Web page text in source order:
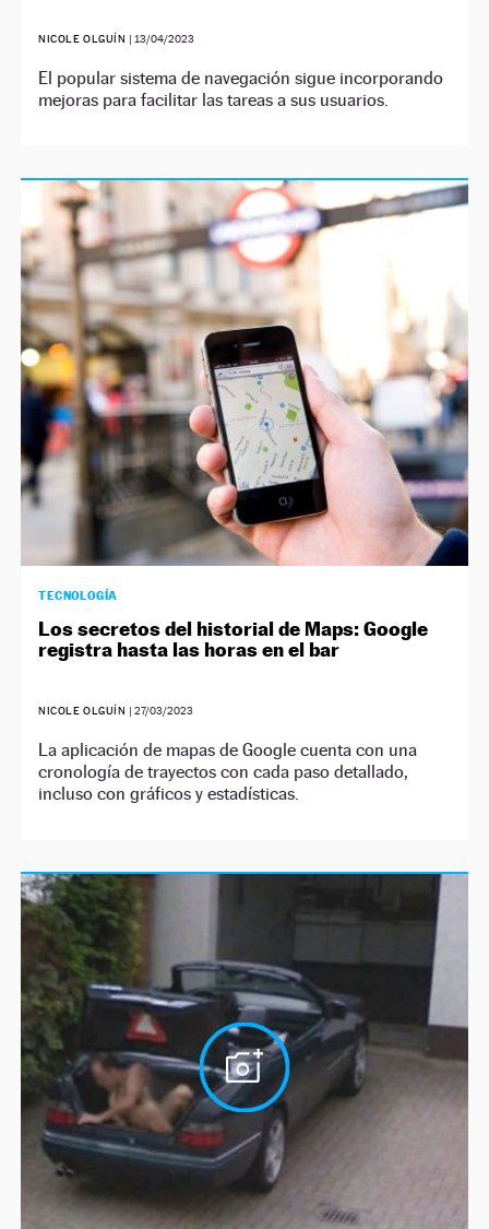
NICOLE OLGUÍN | 13/04/2023
El popular sistema de navegación sigue incorporando
mejoras para facilitar las tareas a sus usuarios.
TECNOLOGÍA
Los secretos del historial de Maps: Google
registra hasta las horas en el bar
NICOLE OLGUÍN |27/03/2023
La aplicación de mapas de Google cuenta con una
cronología de trayectos con cada paso detallado,
incluso con gráficos y estadísticas.